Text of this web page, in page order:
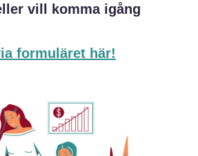
vill komma igång
formuläret här!